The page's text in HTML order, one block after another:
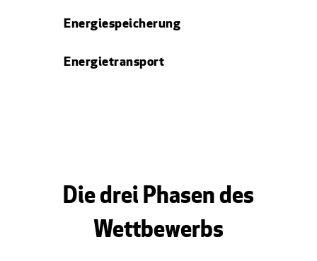
Energiespeicherung
Energietransport
Die drei Phasen des
Wettbewerbs